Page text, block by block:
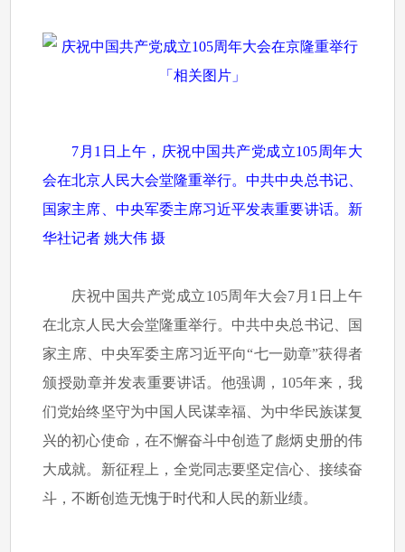
7月1日上午，庆祝中国共产党成立105周年大
会在北京人民大会堂隆重举行。中共中央总书记、
国家主席、中央军委主席习近平发表重要讲话。新
华社记者 姚大伟 摄
庆祝中国共产党成立105周年大会7月1日上午
在北京人民大会堂隆重举行。中共中央总书记、国
家主席、中央军委主席习近平向“七一勋章”获得者
颁授勋章并发表重要讲话。他强调，105年来，我
们党始终坚守为中国人民谋幸福、为中华民族谋复
兴的初心使命，在不懈奋斗中创造了彪炳史册的伟
大成就。新征程上，全党同志要坚定信心、接续奋
斗，不断创造无愧于时代和人民的新业绩。